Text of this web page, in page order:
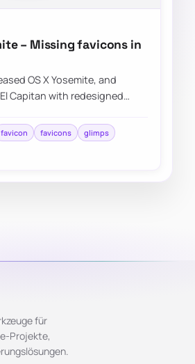
– Missing favicons in
OS X Yosemite, and
Capitan with redesigned
favicon favicons
glimps
für
Projekte,